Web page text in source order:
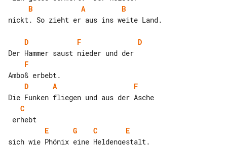
B
A
B
nickt. So zieht er aus ins weite Land.
D F
D
F
D
A
F
C
E
G C
E